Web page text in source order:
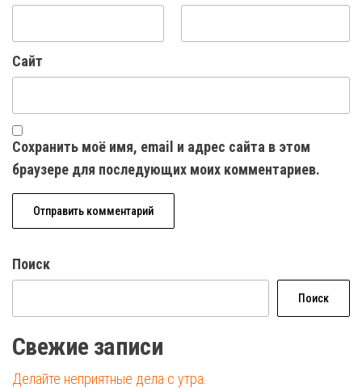
Сайт
Сохранить моё имя, email и адрес сайта в этом
браузере для последующих моих комментариев.
Поиск
Поиск
Свежие записи
Делайте неприятные дела с утра.